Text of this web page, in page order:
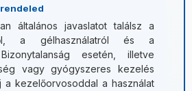
általános javaslatot találsz a
a gélhasználatról és a
esetén, illetve
vagy gyógyszeres kezelés
a kezelőorvosoddal a használat